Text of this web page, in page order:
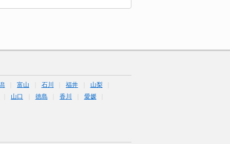
富山 石川 福井
山梨
山口 徳島 香川
愛媛